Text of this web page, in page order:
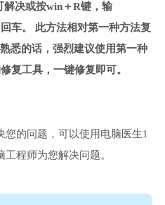
解决或按win＋R键，输
车。 此方法相对第一种方法复
悉的话，强烈建议使用第一种
复工具，一键修复即可。
的问题，可以使用电脑医生1
程师为您解决问题。